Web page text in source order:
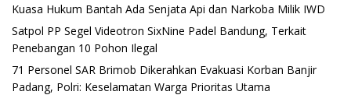
Kuasa Hukum Bantah Ada Senjata Api dan Narkoba Milik IWD
Satpol PP Segel Videotron SixNine Padel Bandung, Terkait
Penebangan 10 Pohon Ilegal
71 Personel SAR Brimob Dikerahkan Evakuasi Korban Banjir
Padang, Polri: Keselamatan Warga Prioritas Utama